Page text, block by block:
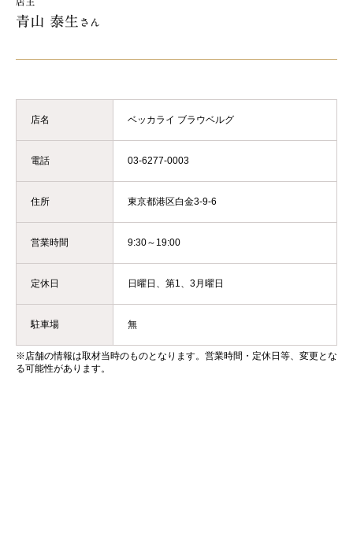
店名 ベッカライ ブラウベルグ
電話 03-6277-0003
住所 東京都港区白金3-9-6
営業時間 9:30～19:00
定休日 日曜日、第1、3月曜日
駐車場 無
※店舗の情報は取材当時のものとなります。営業時間・定休日等、変更とな
る可能性があります。